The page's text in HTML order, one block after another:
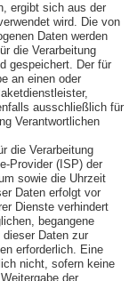
ergibt sich aus der
wird. Die von
Daten werden
die Verarbeitung
gespeichert. Der für
an einen oder
ausschließlich für
Verantwortlichen
die Verarbeitung
Provider (ISP) der
sowie die Uhrzeit
Daten erfolgt vor
Dienste verhindert
begangene
Daten zur
erforderlich. Eine
nicht, sofern keine